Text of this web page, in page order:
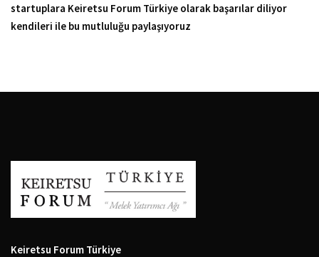
startuplara Keiretsu Forum Türkiye olarak başarılar diliyor
kendileri ile bu mutluluğu paylaşıyoruz
Keiretsu Forum Türkiye